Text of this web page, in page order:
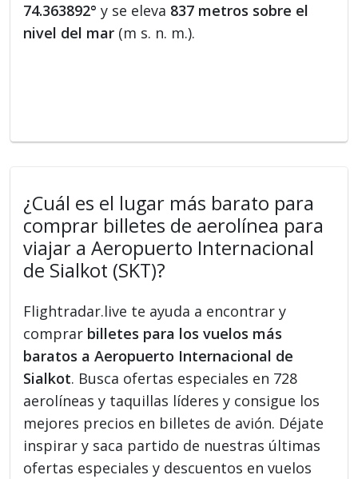
74.363892° y se eleva 837 metros sobre el
nivel del mar (m s. n. m.).
¿Cuál es el lugar más barato para
comprar billetes de aerolínea para
viajar a Aeropuerto Internacional
de Sialkot (SKT)?
Flightradar.live te ayuda a encontrar y
comprar billetes para los vuelos más
baratos a Aeropuerto Internacional de
Sialkot. Busca ofertas especiales en 728
aerolíneas y taquillas líderes y consigue los
mejores precios en billetes de avión. Déjate
inspirar y saca partido de nuestras últimas
ofertas especiales y descuentos en vuelos